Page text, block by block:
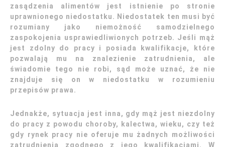
zasądzenia alimentów jest istnienie po stronie
uprawnionego niedostatku. Niedostatek ten musi być
rozumiany jako niemożność samodzielnego
zaspokojenia usprawiedliwionych potrzeb. Jeśli mąż
jest zdolny do pracy i posiada kwalifikacje, które
pozwalają mu na znalezienie zatrudnienia, ale
świadomie tego nie robi, sąd może uznać, że nie
znajduje się on w niedostatku w rozumieniu
przepisów prawa.
Jednakże, sytuacja jest inna, gdy mąż jest niezdolny
do pracy z powodu choroby, kalectwa, wieku, czy też
gdy rynek pracy nie oferuje mu żadnych możliwości
zatrudnienia zgodnego z jego kwalifikacjami. W